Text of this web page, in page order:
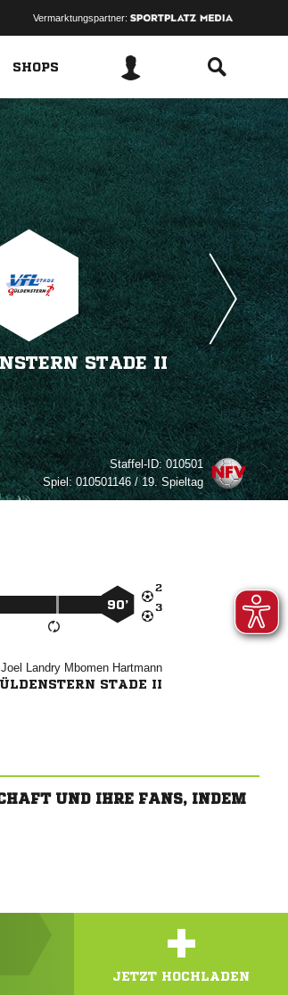
Vermarktungspartner:
SHOPS
STADE II
Staffel-ID:010501
Spiel:010501146 / 19. Spieltag


90’
   
STADE II
UND IHRE FANS, INDEM
+
JETZT HOCHLADEN